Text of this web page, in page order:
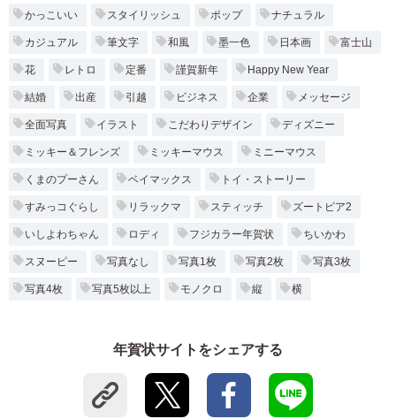
かっこいい スタイリッシュ ポップ ナチュラル
カジュアル 筆文字 和風 墨一色 日本画 富士山
花 レトロ 定番 謹賀新年 Happy New Year
結婚 出産 引越 ビジネス 企業 メッセージ
全面写真 イラスト こだわりデザイン ディズニー
ミッキー＆フレンズ ミッキーマウス ミニーマウス
くまのプーさん ベイマックス トイ・ストーリー
すみっコぐらし リラックマ スティッチ ズートピア2
いしよわちゃん ロディ フジカラー年賀状 ちいかわ
スヌーピー 写真なし 写真1枚 写真2枚 写真3枚
写真4枚 写真5枚以上 モノクロ 縦 横
年賀状サイトをシェアする